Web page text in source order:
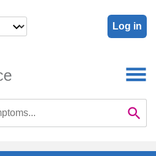
Log in
